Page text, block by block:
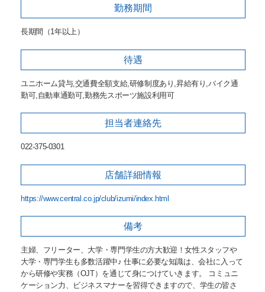
勤務期間
長期間（1年以上）
待遇
ユニホーム貸与,交通費全額支給,研修制度あり,昇給有り,バイク通
勤可,自動車通勤可,勤務先スポーツ施設利用可
担当者連絡先
022-375-0301
店舗詳細情報
https://www.central.co.jp/club/izumi/index.html
備考
主婦、フリーター、大学・専門学生の方大歓迎！女性スタッフや
大学・専門学生も多数活躍中♪ 仕事に必要な知識は、会社に入って
から研修や実務（OJT）を通じて身につけていきます。 コミュニ
ケーション力、ビジネスマナーを習得できますので、学生の皆さ